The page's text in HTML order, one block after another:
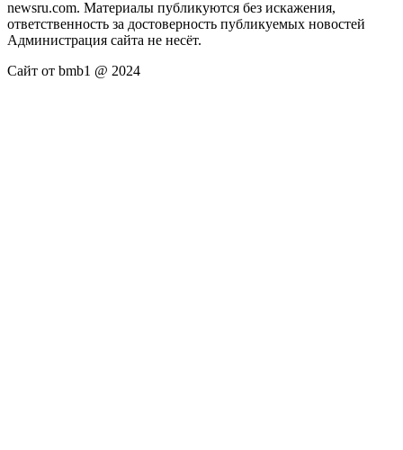
newsru.com. Материалы публикуются без искажения,
ответственность за достоверность публикуемых новостей
Администрация сайта не несёт.
Сайт от bmb1 @ 2024